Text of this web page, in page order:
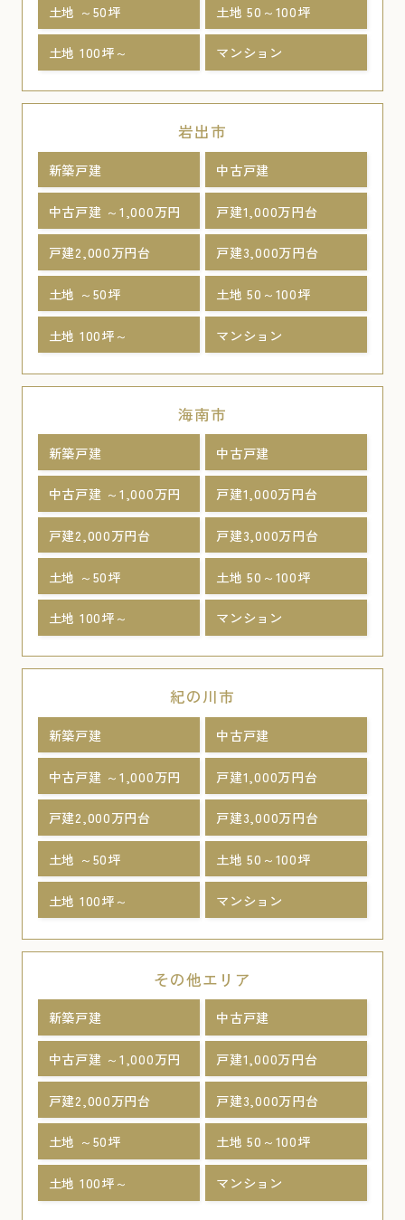
土地 ～50坪 土地 50～100坪
土地 100坪～ マンション
岩出市
新築戸建 中古戸建
中古戸建 ～1,000万円 戸建1,000万円台
戸建2,000万円台 戸建3,000万円台
土地 ～50坪 土地 50～100坪
土地 100坪～ マンション
海南市
新築戸建 中古戸建
中古戸建 ～1,000万円 戸建1,000万円台
戸建2,000万円台 戸建3,000万円台
土地 ～50坪 土地 50～100坪
土地 100坪～ マンション
紀の川市
新築戸建 中古戸建
中古戸建 ～1,000万円 戸建1,000万円台
戸建2,000万円台 戸建3,000万円台
土地 ～50坪 土地 50～100坪
土地 100坪～ マンション
その他エリア
新築戸建 中古戸建
中古戸建 ～1,000万円 戸建1,000万円台
戸建2,000万円台 戸建3,000万円台
土地 ～50坪 土地 50～100坪
土地 100坪～ マンション